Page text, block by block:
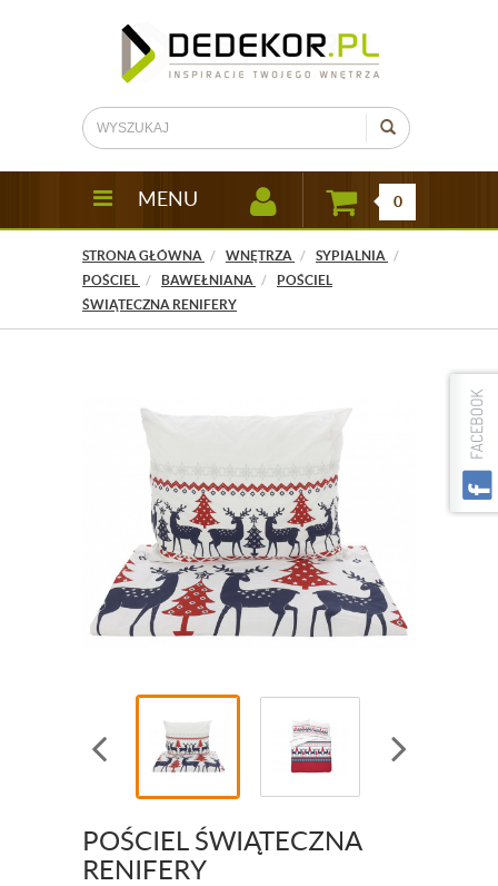
MENU 0
STRONA GŁÓWNA WNĘTRZA
SYPIALNIA
POŚCIEL
BAWEŁNIANA
POŚCIEL
ŚWIĄTECZNA RENIFERY
POŚCIEL ŚWIĄTECZNA
RENIFERY